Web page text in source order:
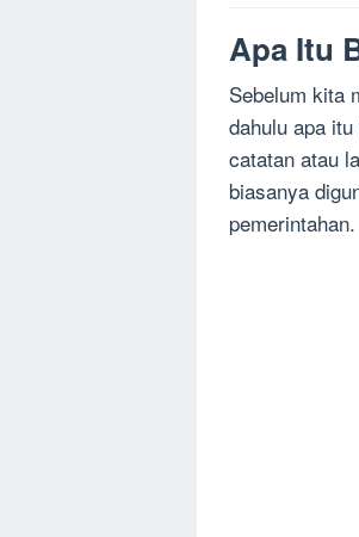
Apa Itu
Sebelum kita
dahulu apa
catatan atau
biasanya
pemerintahan.